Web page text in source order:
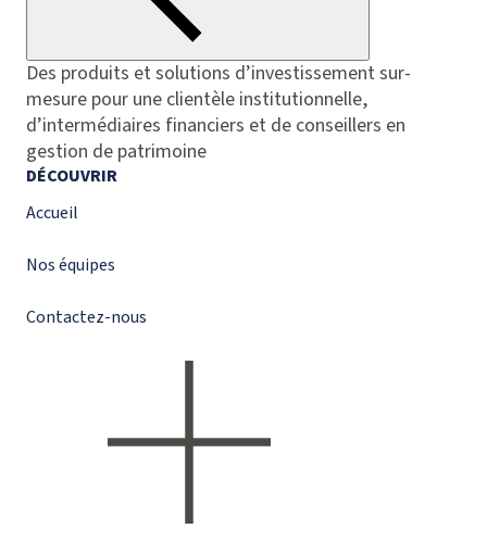
Des produits et solutions d’investissement sur-
mesure pour une clientèle institutionnelle,
d’intermédiaires financiers et de conseillers en
gestion de patrimoine
DÉCOUVRIR
Accueil
Nos équipes
Contactez-nous